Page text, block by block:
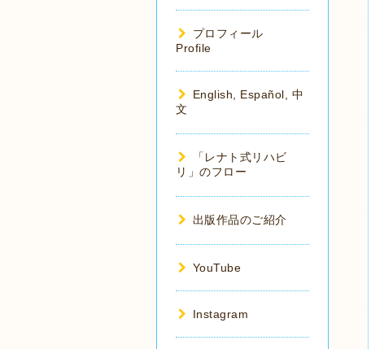
プロフィール
Profile
English, Español, 中
文
「レナト式リハビ
リ」のフロー
出版作品のご紹介
YouTube
Instagram